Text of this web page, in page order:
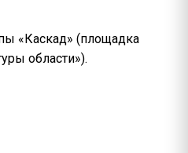
«Каскад» (площадка
области»).